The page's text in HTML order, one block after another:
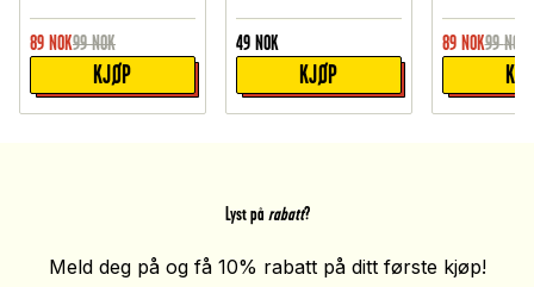
89 NOK99 NOK
KJØP
49 NOK
KJØP
89 NOK99 NOK
Lyst på rabatt?
Meld deg på og få 10% rabatt på ditt første kjøp!